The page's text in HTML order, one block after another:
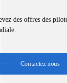
des offres des
Contactez-nous